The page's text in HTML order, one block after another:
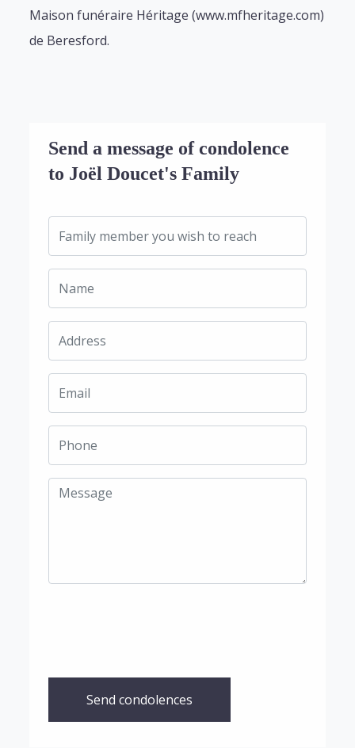
Maison funéraire Héritage (www.mfheritage.com)
de Beresford.
Send a message of condolence
to Joël Doucet's Family
Send condolences